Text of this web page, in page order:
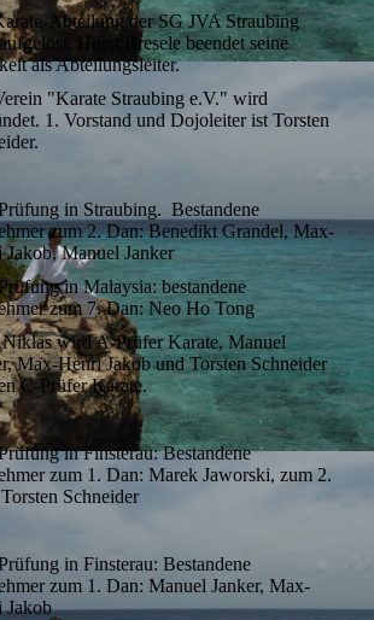
Abteilung der SG JVA Straubing
Horst Bresele beendet seine
als Abteilungsleiter.
"Karate Straubing e.V." wird
1. Vorstand und Dojoleiter ist Torsten
in Straubing. Bestandene
zum 2. Dan: Benedikt Grandel, Max-
Jakob, Manuel Janker
in Malaysia: bestandene
zum 7. Dan: Neo Ho Tong
Niklas wird A-Prüfer Karate, Manuel
Max-Henri Jakob und Torsten Schneider
C-Prüfer Karate.
in Finsterau: Bestandene
zum 1. Dan: Marek Jaworski, zum 2.
Schneider
in Finsterau: Bestandene
zum 1. Dan: Manuel Janker, Max-
Jakob